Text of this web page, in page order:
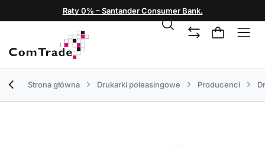
Raty 0% – Santander Consumer Bank.
Strona główna Drukarki poleasingowe Producenci